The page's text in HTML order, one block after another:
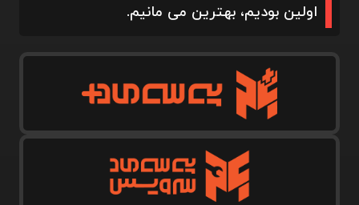
اولین بودیم، بهترین می مانیم.